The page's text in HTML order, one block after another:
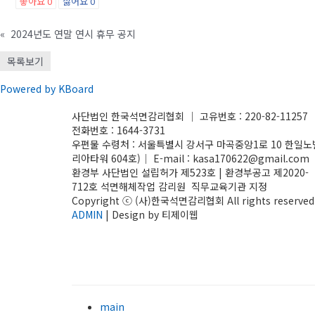
« 2024년도 연말 연시 휴무 공지
목록보기
Powered by KBoard
사단법인 한국석면감리협회 │ 고유번호 : 220-82-11257
전화번호 : 1644-3731
우편물 수령처 : 서울특별시 강서구 마곡중앙1로 10 한일노
리아타워 604호)│ E-mail : kasa170622@gmail.com
환경부 사단법인 설립허가 제523호 | 환경부공고 제2020-
712호 석면해체작업 감리원 직무교육기관 지정
Copyright ⓒ (사)한국석면감리협회 All rights
ADMIN | Design by 티제이웹
main